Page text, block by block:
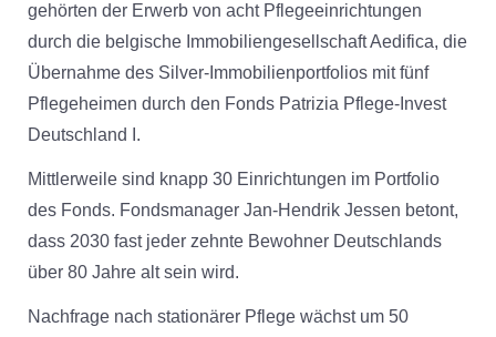
gehörten der Erwerb von acht Pflegeeinrichtungen
durch die belgische Immobiliengesellschaft Aedifica, die
Übernahme des Silver-Immobilienportfolios mit fünf
Pflegeheimen durch den Fonds Patrizia Pflege-Invest
Deutschland I.
Mittlerweile sind knapp 30 Einrichtungen im Portfolio
des Fonds. Fondsmanager Jan-Hendrik Jessen betont,
dass 2030 fast jeder zehnte Bewohner Deutschlands
über 80 Jahre alt sein wird.
Nachfrage nach stationärer Pflege wächst um 50